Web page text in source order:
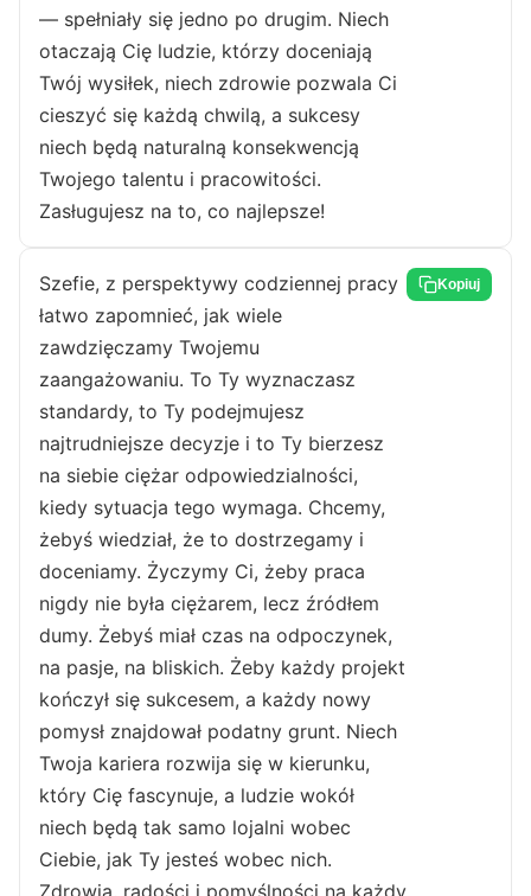
— spełniały się jedno po drugim. Niech
otaczają Cię ludzie, którzy doceniają
Twój wysiłek, niech zdrowie pozwala Ci
cieszyć się każdą chwilą, a sukcesy
niech będą naturalną konsekwencją
Twojego talentu i pracowitości.
Zasługujesz na to, co najlepsze!
Szefie, z perspektywy codziennej pracy
łatwo zapomnieć, jak wiele
zawdzięczamy Twojemu
zaangażowaniu. To Ty wyznaczasz
standardy, to Ty podejmujesz
najtrudniejsze decyzje i to Ty bierzesz
na siebie ciężar odpowiedzialności,
kiedy sytuacja tego wymaga. Chcemy,
żebyś wiedział, że to dostrzegamy i
doceniamy. Życzymy Ci, żeby praca
nigdy nie była ciężarem, lecz źródłem
dumy. Żebyś miał czas na odpoczynek,
na pasje, na bliskich. Żeby każdy projekt
kończył się sukcesem, a każdy nowy
pomysł znajdował podatny grunt. Niech
Twoja kariera rozwija się w kierunku,
który Cię fascynuje, a ludzie wokół
niech będą tak samo lojalni wobec
Ciebie, jak Ty jesteś wobec nich.
Kopiuj